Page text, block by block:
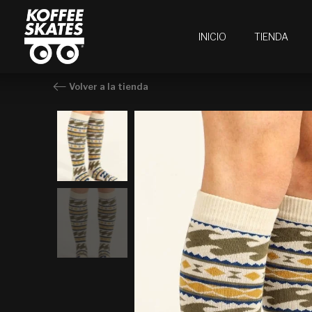
contenido
INICIO TIENDA
Volver a la tienda